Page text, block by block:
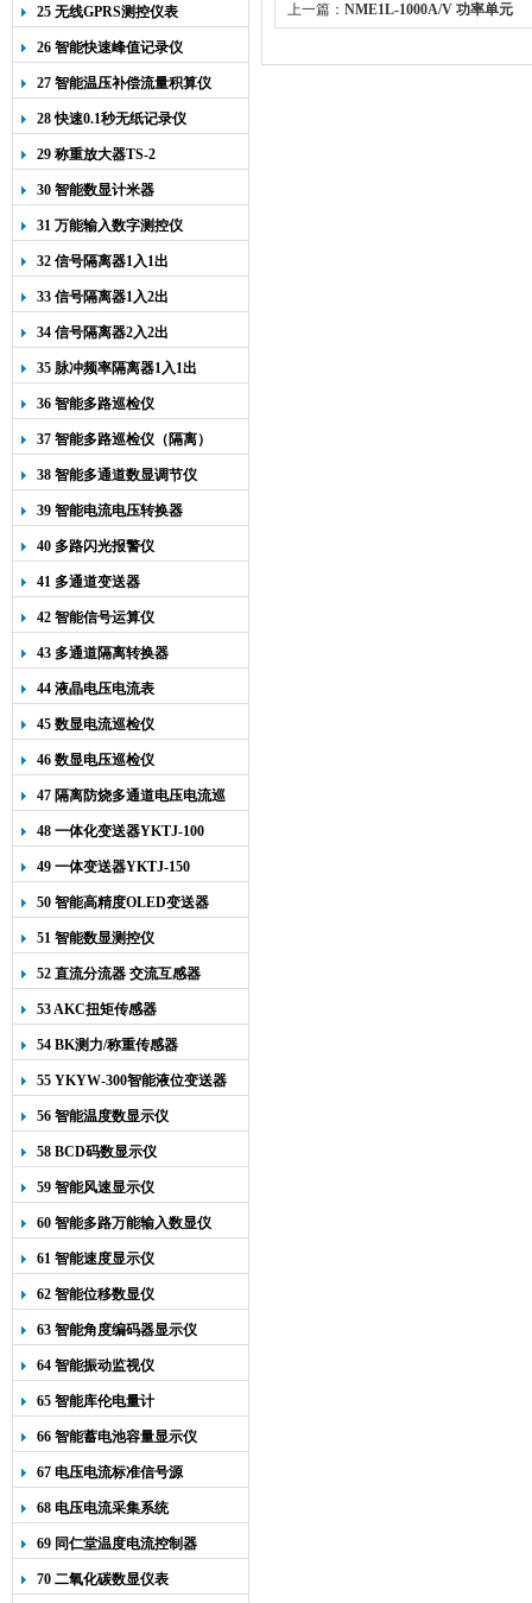
25 无线GPRS测控仪表
26 智能快速峰值记录仪
27 智能温压补偿流量积算仪
28 快速0.1秒无纸记录仪
29 称重放大器TS-2
30 智能数显计米器
31 万能输入数字测控仪
32 信号隔离器1入1出
33 信号隔离器1入2出
34 信号隔离器2入2出
35 脉冲频率隔离器1入1出
36 智能多路巡检仪
37 智能多路巡检仪（隔离）
38 智能多通道数显调节仪
39 智能电流电压转换器
40 多路闪光报警仪
41 多通道变送器
42 智能信号运算仪
43 多通道隔离转换器
44 液晶电压电流表
45 数显电流巡检仪
46 数显电压巡检仪
47 隔离防烧多通道电压电流巡
检仪
48 一体化变送器YKTJ-100
49 一体变送器YKTJ-150
50 智能高精度OLED变送器
YK-218
51 智能数显测控仪
52 直流分流器 交流互感器
53 AKC扭矩传感器
54 BK测力/称重传感器
55 YKYW-300智能液位变送器
56 智能温度数显示仪
58 BCD码数显示仪
59 智能风速显示仪
60 智能多路万能输入数显仪
61 智能速度显示仪
62 智能位移数显仪
63 智能角度编码器显示仪
64 智能振动监视仪
65 智能库伦电量计
66 智能蓄电池容量显示仪
67 电压电流标准信号源
68 电压电流采集系统
69 同仁堂温度电流控制器
70 二氧化碳数显仪表
上一篇： NME1L-1000A/V 功率单元